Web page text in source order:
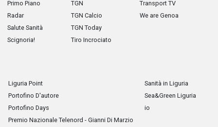
Primo Piano
Radar
Salute Sanità
Scignoria!
TGN
TGN Calcio
TGN Today
Tiro Incrociato
Transport TV
We are Genoa
Liguria Point
Portofino D'autore
Portofino Days
Premio Nazionale Telenord - Gianni Di Marzio
Sanità in Liguria
Sea&Green Liguria
io